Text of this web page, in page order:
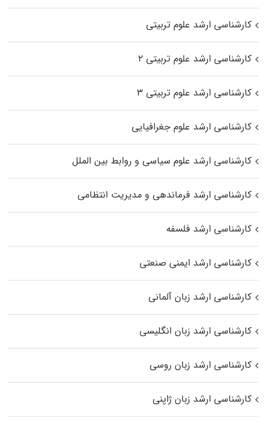
کارشناسی ارشد علوم تربیتی
کارشناسی ارشد علوم تربیتی ۲
کارشناسی ارشد علوم تربیتی ۳
کارشناسی ارشد علوم جغرافیایی
کارشناسی ارشد علوم سیاسی و روابط بین الملل
کارشناسی ارشد فرماندهی و مدیریت انتظامی
کارشناسی ارشد فلسفه
کارشناسی ارشد ایمنی صنعتی
کارشناسی ارشد زبان آلمانی
کارشناسی ارشد زبان انگلیسی
کارشناسی ارشد زبان روسی
کارشناسی ارشد زبان ژاپنی